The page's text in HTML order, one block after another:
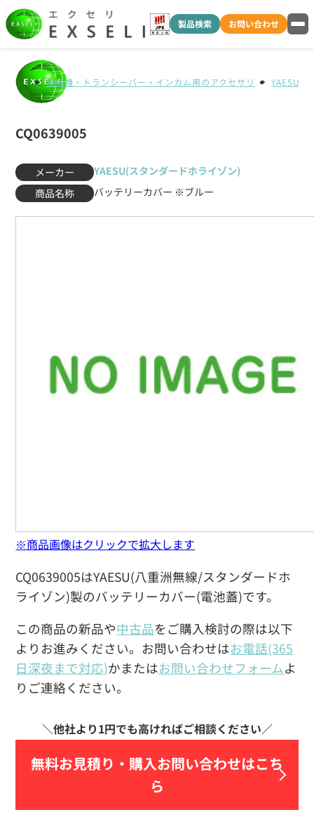
製品検索 お問い合わせ
無線機・トランシーバー・インカム用のアクセサリ YAESU(
CQ0639005
メーカー
YAESU(スタンダードホライゾン)
商品名称
バッテリーカバー ※ブルー
CQ0639005はYAESU(八重洲無線/スタンダードホ
ライゾン)製のバッテリーカバー(電池蓋)です。
この商品の新品や中古品をご購入検討の際は以下
よりお進みください。お問い合わせはお電話(365
日深夜まで対応)かまたはお問い合わせフォームよ
りご連絡ください。
無料お見積り・ 購入お問い合わせはこち
ら
※商品画像はクリックで拡大します